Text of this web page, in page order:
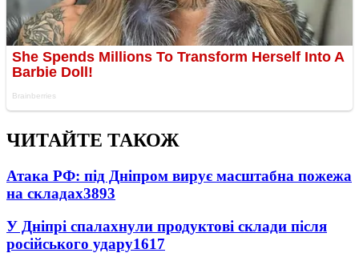
ЧИТАЙТЕ ТАКОЖ
Атака РФ: під Дніпром вирує масштабна пожежа
на складах3893
У Дніпрі спалахнули продуктові склади після
російського удару1617